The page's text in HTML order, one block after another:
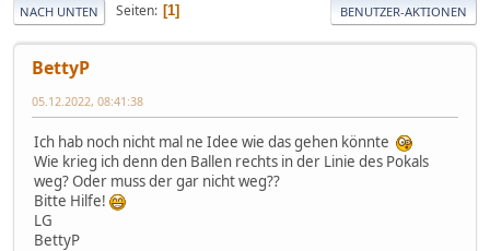
NACH UNTEN Seiten 1 BENUTZER-AKTIONEN
BettyP
05.12.2022, 08:41:38
Ich hab noch nicht mal ne Idee wie das gehen könnte
Wie krieg ich denn den Ballen rechts in der Linie des Pokals
weg? Oder muss der gar nicht weg??
Bitte Hilfe!
LG
BettyP